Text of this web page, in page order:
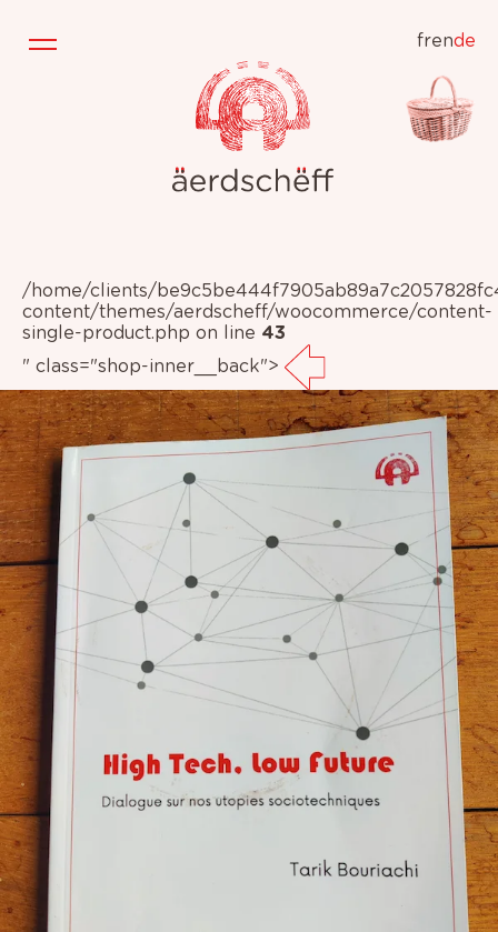
frende
/home/clients/
content/themes/aerdscheff/woocommerce/content-
single-product.php on line 43
" class="shop-inner__back">